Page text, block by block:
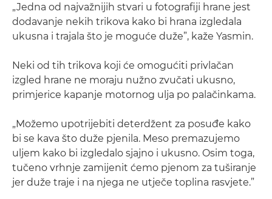
„Jedna od najvažnijih stvari u fotografiji hrane jest
dodavanje nekih trikova kako bi hrana izgledala
ukusna i trajala što je moguće duže”, kaže Yasmin.
Neki od tih trikova koji će omogućiti privlačan
izgled hrane ne moraju nužno zvučati ukusno,
primjerice kapanje motornog ulja po palačinkama.
„Možemo upotrijebiti deterdžent za posuđe kako
bi se kava što duže pjenila. Meso premazujemo
uljem kako bi izgledalo sjajno i ukusno. Osim toga,
tučeno vrhnje zamijenit ćemo pjenom za tuširanje
jer duže traje i na njega ne utječe toplina rasvjete.”